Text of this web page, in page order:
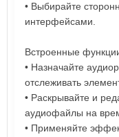
• Выбирайте
интерфейсами.
Встроенные
• Назначайте
отслеживать
• Раскрывайте и
аудиофайлы на
• Применяйте